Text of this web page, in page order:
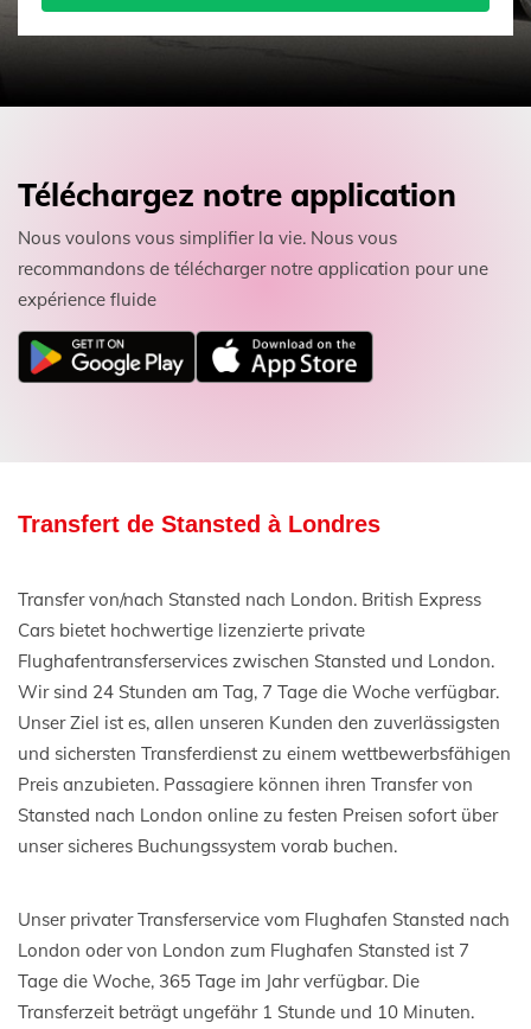
Téléchargez notre application
Nous voulons vous simplifier la vie. Nous vous
recommandons de télécharger notre application pour une
expérience fluide
Transfert de Stansted à Londres
Transfer von/nach Stansted nach London. British Express
Cars bietet hochwertige lizenzierte private
Flughafentransferservices zwischen Stansted und London.
Wir sind 24 Stunden am Tag, 7 Tage die Woche verfügbar.
Unser Ziel ist es, allen unseren Kunden den zuverlässigsten
und sichersten Transferdienst zu einem wettbewerbsfähigen
Preis anzubieten. Passagiere können ihren Transfer von
Stansted nach London online zu festen Preisen sofort über
unser sicheres Buchungssystem vorab buchen.
Unser privater Transferservice vom Flughafen Stansted nach
London oder von London zum Flughafen Stansted ist 7
Tage die Woche, 365 Tage im Jahr verfügbar. Die
Transferzeit beträgt ungefähr 1 Stunde und 10 Minuten.